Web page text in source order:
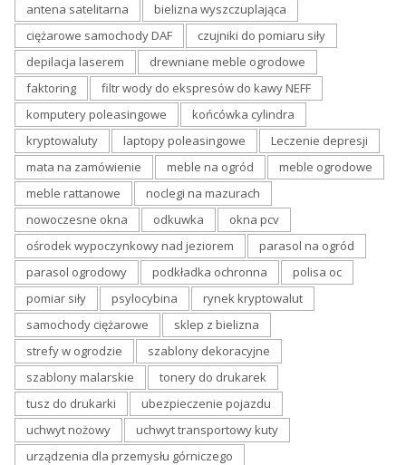
antena satelitarna
bielizna wyszczuplająca
ciężarowe samochody DAF
czujniki do pomiaru siły
depilacja laserem
drewniane meble ogrodowe
faktoring
filtr wody do ekspresów do kawy NEFF
komputery poleasingowe
końcówka cylindra
kryptowaluty
laptopy poleasingowe
Leczenie depresji
mata na zamówienie
meble na ogród
meble ogrodowe
meble rattanowe
noclegi na mazurach
nowoczesne okna
odkuwka
okna pcv
ośrodek wypoczynkowy nad jeziorem
parasol na ogród
parasol ogrodowy
podkładka ochronna
polisa oc
pomiar siły
psylocybina
rynek kryptowalut
samochody ciężarowe
sklep z bielizna
strefy w ogrodzie
szablony dekoracyjne
szablony malarskie
tonery do drukarek
tusz do drukarki
ubezpieczenie pojazdu
uchwyt nożowy
uchwyt transportowy kuty
urządzenia dla przemysłu górniczego